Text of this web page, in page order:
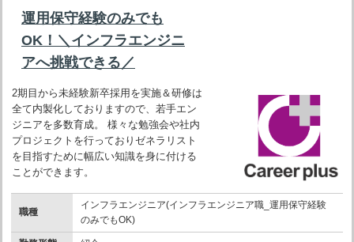
運用保守経験のみでも
OK！＼インフラエンジニ
アへ挑戦できる／
2期目から未経験新卒採用を実施＆研修は
全て内製化しておりますので、若手エン
ジニアを多数育成。 様々な勉強会や社内
プロジェクトを行っておりゼネラリスト
を目指すために幅広い知識を身に付ける
ことができます。
職種
インフラエンジニア(インフラエンジニア職_運用保守経験
のみでもOK)